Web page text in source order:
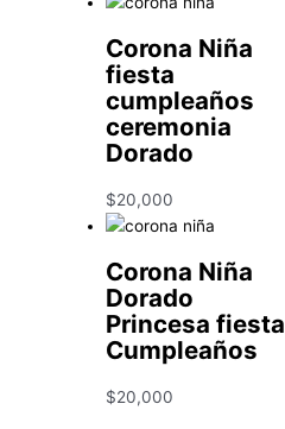
Corona Niña
fiesta
cumpleaños
ceremonia
Dorado
$20,000
Corona Niña
Dorado
Princesa fiesta
Cumpleaños
$20,000